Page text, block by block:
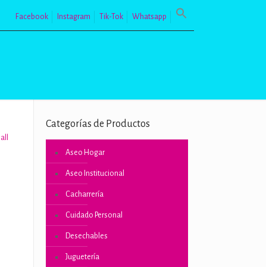
Facebook Instagram Tik-Tok Whatsapp
Categorías de Productos
Aseo Hogar
Aseo Institucional
Cacharrería
Cuidado Personal
Desechables
Juguetería